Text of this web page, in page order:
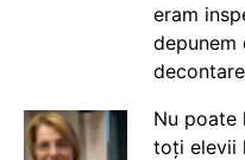
eram
depunem
Nu poate
toți elevii